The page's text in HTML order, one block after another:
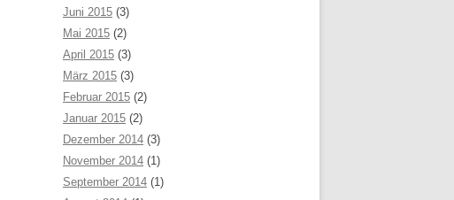
Juni 2015 (3)
Mai 2015 (2)
April 2015 (3)
März 2015 (3)
Februar 2015 (2)
Januar 2015 (2)
Dezember 2014 (3)
November 2014 (1)
September 2014 (1)